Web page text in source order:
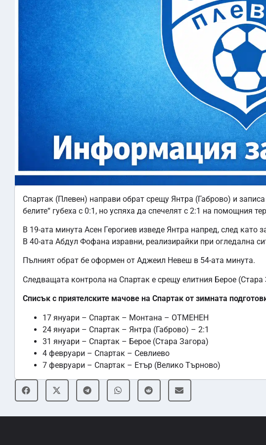
Спартак (Плевен) направи обрат срещу Янтра (Габрово) и
белите“ губеха с 0:1, но успяха да спечелят с 2:1 на помощния
В 19-ата минута Асен Герогиев изведе Янтра напред, след като
В 40-ата Абдул Фофана изравни, реализирайки при огледална
Пълният обрат бе оформен от Аджеил Невеш в 54-ата минута.
Следващата контрола на Спартак е срещу елитния Берое (Стара
Списък с приятелските мачове на Спартак от зимната
17 януари – Спартак – Монтана – ОТМЕНЕН
24 януари – Спартак – Янтра (Габрово) – 2:1
31 януари – Спартак – Берое (Стара Загора)
4 февруари – Спартак – Севлиево
7 февруари – Спартак – Етър (Велико Търново)